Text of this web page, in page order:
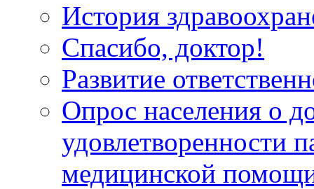
История
Спасибо, доктор!
Развитие
Опрос населения о
удовлетворенности
медицинской